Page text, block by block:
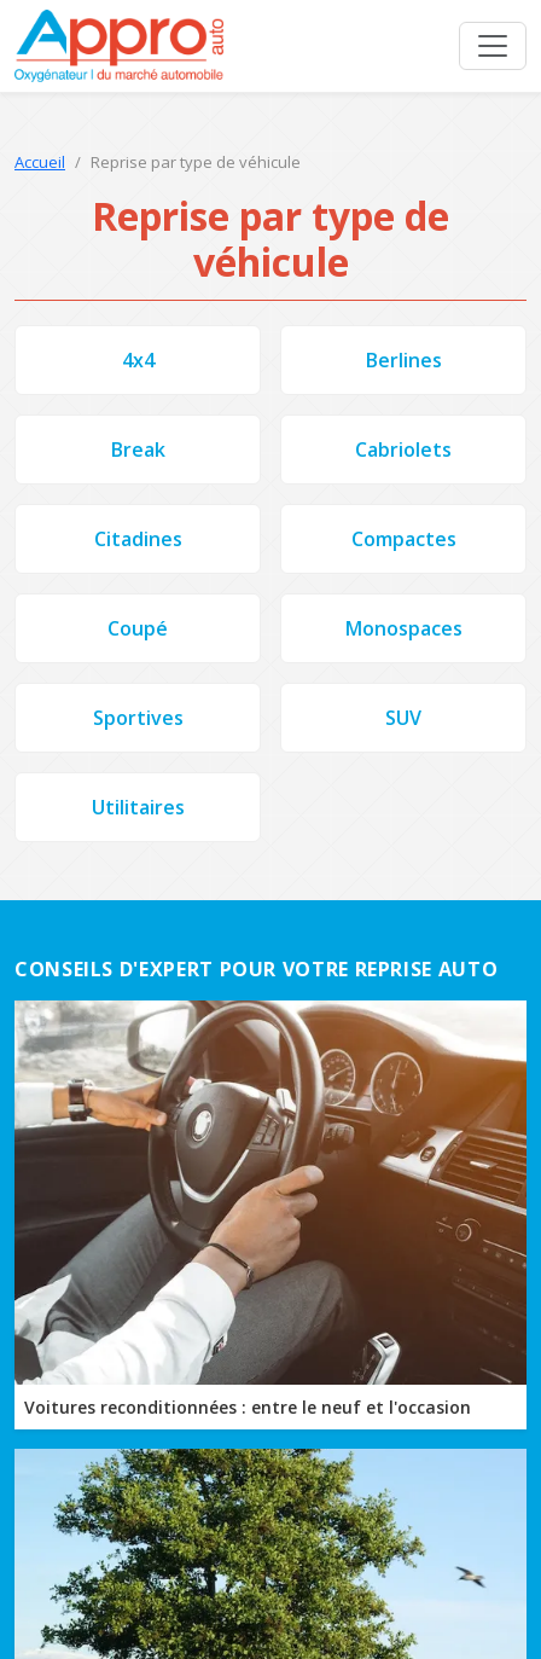
Accueil Reprise par type de véhicule
Reprise par type de
véhicule
4x4 Berlines
Break Cabriolets
Citadines Compactes
Coupé Monospaces
Sportives SUV
Utilitaires
CONSEILS D'EXPERT POUR VOTRE REPRISE AUTO
Voitures reconditionnées : entre le neuf et l'occasion